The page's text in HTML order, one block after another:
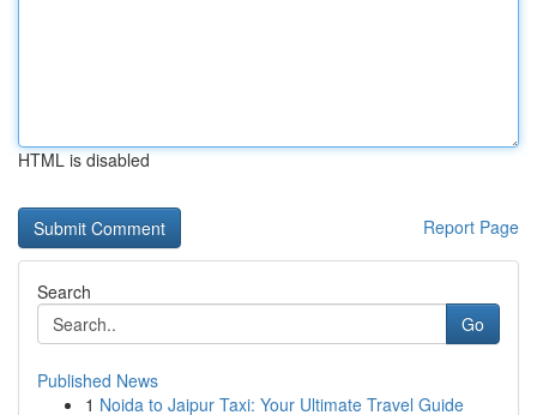
HTML is disabled
Report Page
Search
Go
Published News
1 Noida to Jaipur Taxi: Your Ultimate Travel Guide